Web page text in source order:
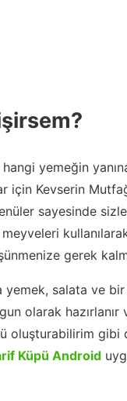
yemeğin
için Kevserin
sayesinde
gerek
yemek, salata ve
olarak
oluşturabilirim gibi
Küpü Android